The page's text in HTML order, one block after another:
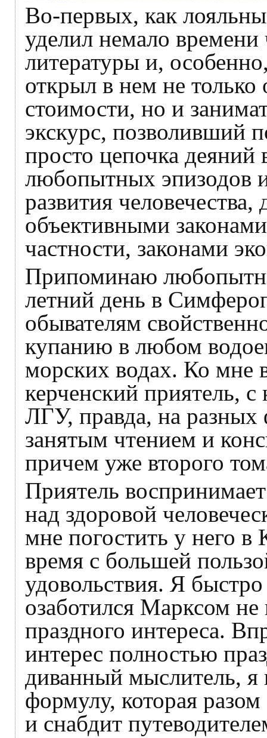
Во-первых, как
уделил немало
литературы и,
открыл в нем не
стоимости, но и
экскурс, позволивший
просто цепочка
любопытных эпизодов
развития
объективными
частности, законами
Припоминаю
летний день в
обывателям
купанию в любом
морских водах. Ко мне
керченский приятель,
ЛГУ, правда, на разных
занятым чтением и
причем уже второго
Приятель
над здоровой
мне погостить у него
время с большей
удовольствия. Я
озаботился Марксом
праздного интереса.
интерес полностью
диванный мыслитель, я
формулу, которая
и снабдит